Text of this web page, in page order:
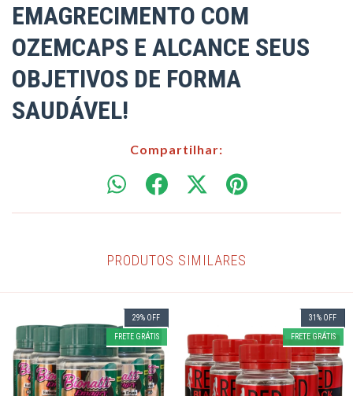
EMAGRECIMENTO COM
OZEMCAPS E ALCANCE SEUS
OBJETIVOS DE FORMA
SAUDÁVEL!
Compartilhar:
PRODUTOS SIMILARES
29% OFF
FRETE GRÁTIS
31 % OFF
FRETE GRÁTIS